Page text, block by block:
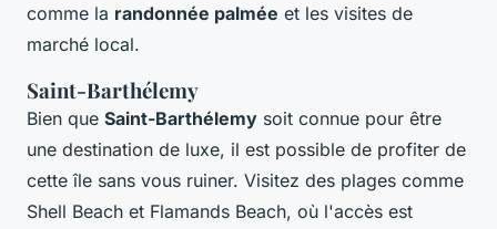
comme la randonnée palmée et les visites de
marché local.
Saint-Barthélemy
Bien que Saint-Barthélemy soit connue pour être
une destination de luxe, il est possible de profiter de
cette île sans vous ruiner. Visitez des plages comme
Shell Beach et Flamands Beach, où l'accès est